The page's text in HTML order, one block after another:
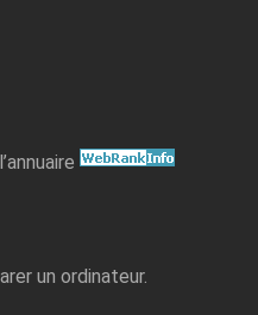
un ordinateur.